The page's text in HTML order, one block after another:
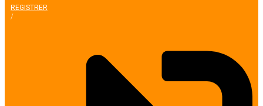
REGISTRER
/